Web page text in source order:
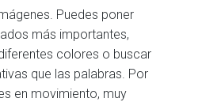
Puedes poner
más importantes,
colores o buscar
que las palabras. Por
en movimiento, muy